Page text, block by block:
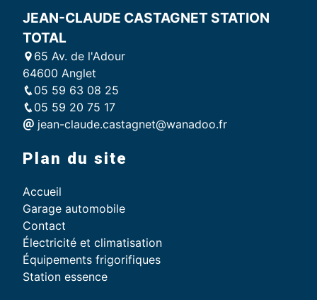
JEAN-CLAUDE CASTAGNET STATION
TOTAL
65 Av. de l'Adour
64600 Anglet
05 59 63 08 25
05 59 20 75 17
jean-claude.castagnet@wanadoo.fr
Plan du site
Accueil
Garage automobile
Contact
Électricité et climatisation
Équipements frigorifiques
Station essence